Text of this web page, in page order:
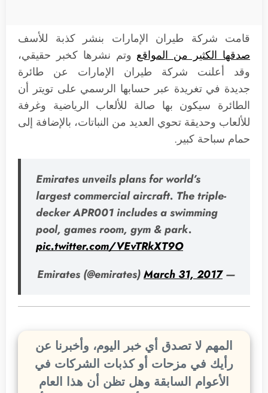
قامت شركة طيران الإمارات بنشر كذبة للأسف
صدقها الكثير من المواقع وتم نشرها كخبر حقيقي،
وقد أعلنت شركة طيران الإمارات عن طائرة
جديدة في تغريدة عبر حسابها الرسمي على تويتر أن
الطائرة سيكون بها صالة للألعاب الرياضية وغرفة
للألعاب وحديقة تحوي العديد من النباتات، بالإضافة إلى
حمام سباحة كبير.
Emirates unveils plans for world’s
largest commercial aircraft. The triple-
decker APR001 includes a swimming
pool, games room, gym & park.
pic.twitter.com/VEvTRkXT9O
— Emirates (@emirates)
March 31, 2017
المهم لا تصدق أي خبر اليوم، وأخبرنا عن
رأيك في مزحات أو كذبات الشركات في
الأعوام السابقة وهل تظن أن هذا العام